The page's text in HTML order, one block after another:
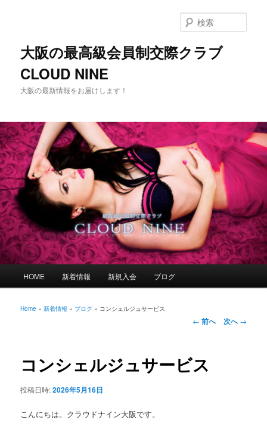
移
動
大阪の最高級会員制交際クラブ
CLOUD NINE
大阪の最新情報をお届けします！
索
HOME 新着情報 新規入会 ブログ
Home »新着情報 » ブログ » コンシェルジュサービス
投
ビ
ゲ
← 前へ 次へ→
コンシェルジュサービス
投稿日時:2026年5月16日
こんにちは。クラウドナイン大阪です。